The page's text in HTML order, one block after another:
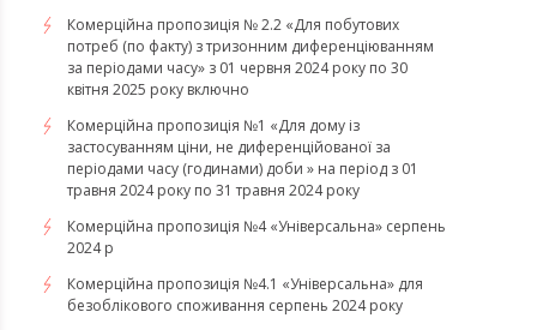
Комерційна пропозиція № 2.2 «Для побутових
потреб (по факту) з тризонним диференціюванням
за періодами часу» з 01 червня 2024 року по 30
квітня 2025 року включно
Комерційна пропозиція №1 «Для дому із
застосуванням ціни, не диференційованої за
періодами часу (годинами) доби » на період з 01
травня 2024 року по 31 травня 2024 року
Комерційна пропозиція №4 «Універсальна» серпень
2024 р
Комерційна пропозиція №4.1 «Універсальна» для
безоблікового споживання серпень 2024 року